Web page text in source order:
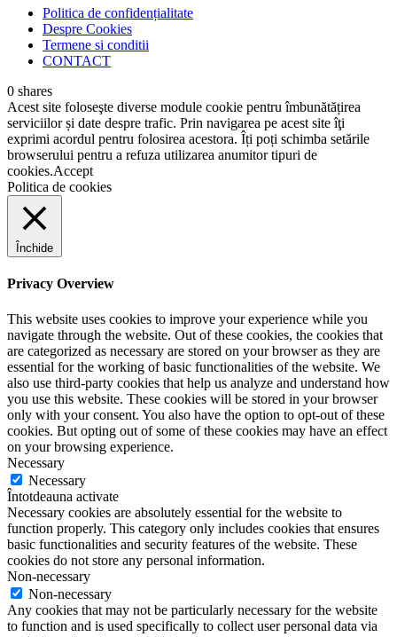
Politica de confidențialitate
Despre Cookies
Termene si conditii
CONTACT
0 shares
Acest site foloseşte diverse module cookie pentru îmbunătățirea
serviciilor și date despre trafic. Prin navigarea pe acest site îţi
exprimi acordul pentru folosirea acestora. Îți poți schimba setările
browserului pentru a refuza utilizarea anumitor tipuri de
cookies.Accept
Politica de cookies
Închide
Privacy Overview
This website uses cookies to improve your experience while you
navigate through the website. Out of these cookies, the cookies that
are categorized as necessary are stored on your browser as they are
essential for the working of basic functionalities of the website. We
also use third-party cookies that help us analyze and understand how
you use this website. These cookies will be stored in your browser
only with your consent. You also have the option to opt-out of these
cookies. But opting out of some of these cookies may have an effect
on your browsing experience.
Necessary
Necessary
Întotdeauna activate
Necessary cookies are absolutely essential for the website to
function properly. This category only includes cookies that ensures
basic functionalities and security features of the website. These
cookies do not store any personal information.
Non-necessary
Non-necessary
Any cookies that may not be particularly necessary for the website
to function and is used specifically to collect user personal data via